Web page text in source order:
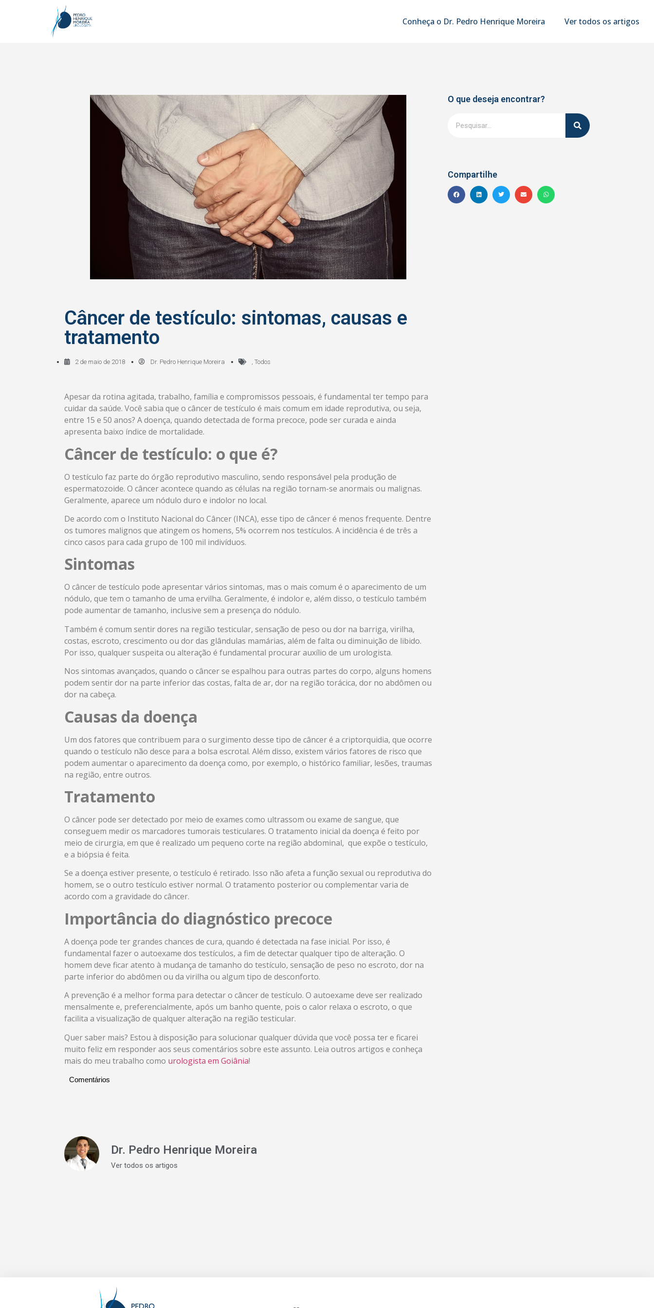
Conheça o Dr. Pedro Henrique Moreira Ver todos os artigos
Câncer de testículo: sintomas, causas e
tratamento
2 de maio de 2018 Dr. Pedro Henrique Moreira , Todos
Apesar da rotina agitada, trabalho, família e compromissos pessoais, é fundamental ter tempo para
cuidar da saúde. Você sabia que o câncer de testículo é mais comum em idade reprodutiva, ou seja,
entre 15 e 50 anos? A doença, quando detectada de forma precoce, pode ser curada e ainda
apresenta baixo índice de mortalidade.
Câncer de testículo: o que é?
O testículo faz parte do órgão reprodutivo masculino, sendo responsável pela produção de
espermatozoide. O câncer acontece quando as células na região tornam-se anormais ou malignas.
Geralmente, aparece um nódulo duro e indolor no local.
De acordo com o Instituto Nacional do Câncer (INCA), esse tipo de câncer é menos frequente. Dentre
os tumores malignos que atingem os homens, 5% ocorrem nos testículos. A incidência é de três a
cinco casos para cada grupo de 100 mil indivíduos.
Sintomas
O câncer de testículo pode apresentar vários sintomas, mas o mais comum é o aparecimento de um
nódulo, que tem o tamanho de uma ervilha. Geralmente, é indolor e, além disso, o testículo também
pode aumentar de tamanho, inclusive sem a presença do nódulo.
Também é comum sentir dores na região testicular, sensação de peso ou dor na barriga, virilha,
costas, escroto, crescimento ou dor das glândulas mamárias, além de falta ou diminuição de libido.
Por isso, qualquer suspeita ou alteração é fundamental procurar auxílio de um urologista.
Nos sintomas avançados, quando o câncer se espalhou para outras partes do corpo, alguns homens
podem sentir dor na parte inferior das costas, falta de ar, dor na região torácica, dor no abdômen ou
dor na cabeça.
Causas da doença
Um dos fatores que contribuem para o surgimento desse tipo de câncer é a criptorquidia, que ocorre
quando o testículo não desce para a bolsa escrotal. Além disso, existem vários fatores de risco que
podem aumentar o aparecimento da doença como, por exemplo, o histórico familiar, lesões, traumas
na região, entre outros.
Tratamento
O câncer pode ser detectado por meio de exames como ultrassom ou exame de sangue, que
conseguem medir os marcadores tumorais testiculares. O tratamento inicial da doença é feito por
meio de cirurgia, em que é realizado um pequeno corte na região abdominal, que expõe o testículo,
e a biópsia é feita.
Se a doença estiver presente, o testículo é retirado. Isso não afeta a função sexual ou reprodutiva do
homem, se o outro testículo estiver normal. O tratamento posterior ou complementar varia de
acordo com a gravidade do câncer.
Importância do diagnóstico precoce
A doença pode ter grandes chances de cura, quando é detectada na fase inicial. Por isso, é
fundamental fazer o autoexame dos testículos, a fim de detectar qualquer tipo de alteração. O
homem deve ficar atento à mudança de tamanho do testículo, sensação de peso no escroto, dor na
parte inferior do abdômen ou da virilha ou algum tipo de desconforto.
A prevenção é a melhor forma para detectar o câncer de testículo. O autoexame deve ser realizado
mensalmente e, preferencialmente, após um banho quente, pois o calor relaxa o escroto, o que
facilita a visualização de qualquer alteração na região testicular.
Quer saber mais? Estou à disposição para solucionar qualquer dúvida que você possa ter e ficarei
muito feliz em responder aos seus comentários sobre este assunto. Leia outros artigos e conheça
mais do meu trabalho como urologista em Goiânia!
Comentários
Dr. Pedro Henrique Moreira
Ver todos os artigos
O que deseja encontrar?
Compartilhe